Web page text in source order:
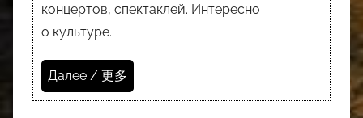
концертов, спектаклей. Интересно
о культуре.
Далее / 更多